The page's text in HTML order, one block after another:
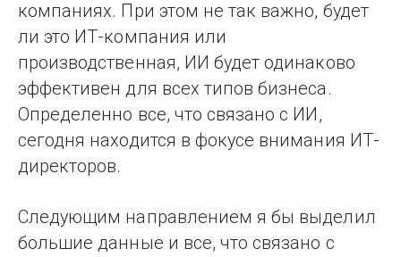
компаниях. При этом не так важно, будет
ли это ИТ-компания или
производственная, ИИ будет одинаково
эффективен для всех типов бизнеса.
Определенно все, что связано с ИИ,
сегодня находится в фокусе внимания ИТ-
директоров.
Следующим направлением я бы выделил
большие данные и все, что связано с